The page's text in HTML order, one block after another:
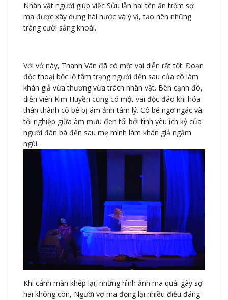
Nhân vật người giúp việc Sửu lẫn hai tên ăn trộm sợ
ma được xây dựng hài hước và ý vị, tạo nên những
tràng cười sảng khoái.
Với vở này, Thanh Vân đã có một vai diễn rất tốt. Đoạn
độc thoại bộc lộ tâm trạng người đến sau của cô làm
khán giả vừa thương vừa trách nhân vật. Bên cạnh đó,
diễn viên Kim Huyền cũng có một vai độc đáo khi hóa
thân thành cô bé bị ám ảnh tâm lý. Cô bé ngơ ngác và
tội nghiệp giữa âm mưu đen tối bởi tình yêu ích kỷ của
người đàn bà đến sau mẹ mình làm khán giả ngậm
ngùi.
Khi cánh màn khép lại, những hình ảnh ma quái gây sợ
hãi không còn, Người vợ ma đọng lại nhiều điều đáng